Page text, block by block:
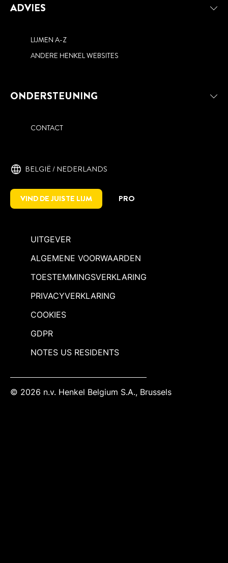
ADVIES
LIJMEN A-Z
ANDERE HENKEL WEBSITES
ONDERSTEUNING
CONTACT
BELGIË / NEDERLANDS
VIND DE JUISTE LIJM PRO
UITGEVER
ALGEMENE VOORWAARDEN
TOESTEMMINGSVERKLARING
PRIVACYVERKLARING
COOKIES
GDPR
NOTES US RESIDENTS
© 2026 n.v. Henkel Belgium S.A., Brussels